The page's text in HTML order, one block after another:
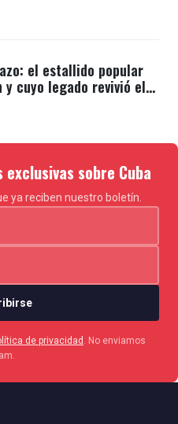
el estallido popular
cuyo legado revivió el
sobre Cuba
ya reciben nuestro boletín.
de privacidad
. No enviamos